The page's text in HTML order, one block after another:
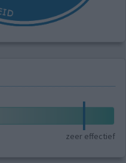
zeer effectief